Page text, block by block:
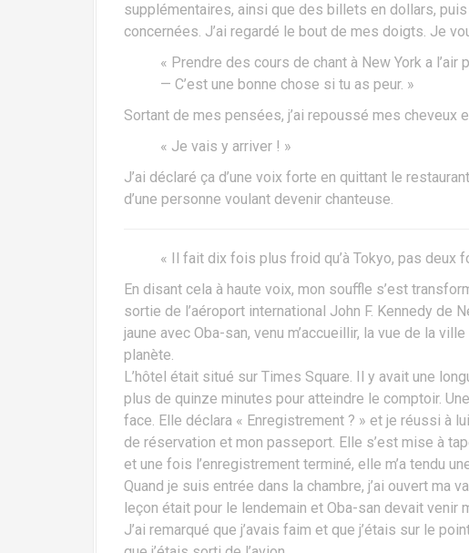
supplémentaires, ainsi que des billets en dollars,
concernées. J’ai regardé le bout de mes doigts. Je
« Prendre des cours de chant à New York a l’air
— C’est une bonne chose si tu as peur. »
Sortant de mes pensées, j’ai repoussé mes cheveux
« Je vais y arriver ! »
J’ai déclaré ça d’une voix forte en quittant le
d’une personne voulant devenir chanteuse.
« Il fait dix fois plus froid qu’à Tokyo, pas deux
En disant cela à haute voix, mon souffle s’est
sortie de l’aéroport international John F. Kennedy de
jaune avec Oba-san, venu m’accueillir, la vue de la
planète.
L’hôtel était situé sur Times Square. Il y avait une
plus de quinze minutes pour atteindre le comptoir.
face. Elle déclara « Enregistrement ? » et je réussi à
de réservation et mon passeport. Elle s’est mise à
et une fois l’enregistrement terminé, elle m’a tendu
Quand je suis entrée dans la chambre, j’ai ouvert ma
leçon était pour le lendemain et Oba-san devait venir
J’ai remarqué que j’avais faim et que j’étais sur le